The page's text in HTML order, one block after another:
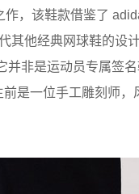
，该鞋款借鉴了
其他经典网球鞋的设
非是运动员专属签
是一位手工雕刻师